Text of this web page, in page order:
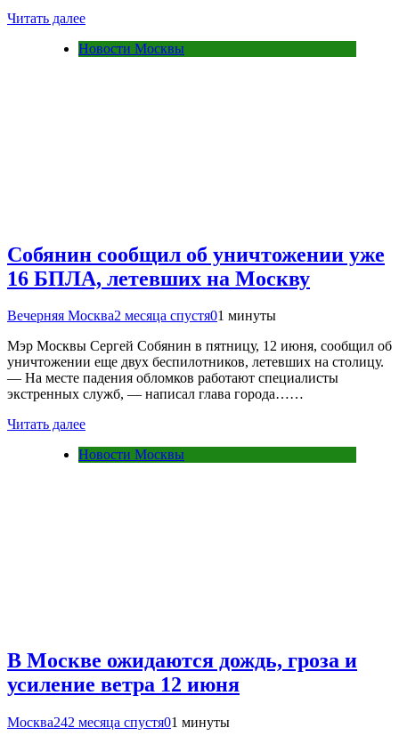
Читать далее
Новости Москвы
Собянин сообщил об уничтожении уже
16 БПЛА, летевших на Москву
Вечерняя Москва2 месяца спустя01 минуты
Мэр Москвы Сергей Собянин в пятницу, 12 июня, сообщил об
уничтожении еще двух беспилотников, летевших на столицу.
— На месте падения обломков работают специалисты
экстренных служб, — написал глава города……
Читать далее
Новости Москвы
В Москве ожидаются дождь, гроза и
усиление ветра 12 июня
Москва242 месяца спустя01 минуты